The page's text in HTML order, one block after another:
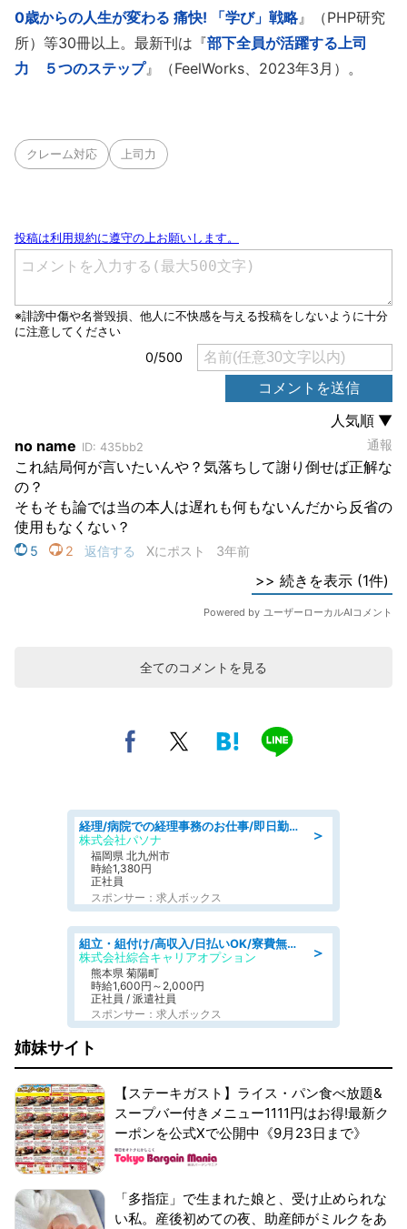
0歳からの人生が変わる 痛快! 「学び」戦略』（PHP研究
所）等30冊以上。最新刊は『部下全員が活躍する上司
力 ５つのステップ』（FeelWorks、2023年3月）。
クレーム対応 上司力
全てのコメントを見る
＞
経理/病院での経理事務のお仕事/即日勤務可/車通勤可/経理/一般事務
株式会社パソナ
福岡県 北九州市
時給1,380円
正社員
スポンサー：求人ボックス
＞
組立・組付け/高収入/日払いOK/寮費無料/交替制/20・30・40代活躍中
株式会社綜合キャリアオプション
熊本県 菊陽町
時給1,600円～2,000円
正社員 / 派遣社員
スポンサー：求人ボックス
姉妹サイト
【ステーキガスト】ライス・パン食べ放題&
スープバー付きメニュー1111円はお得!最新ク
ーポンを公式Xで公開中《9月23日まで》
「多指症」で生まれた娘と、受け止められな
い私。産後初めての夜、助産師がミルクをあ